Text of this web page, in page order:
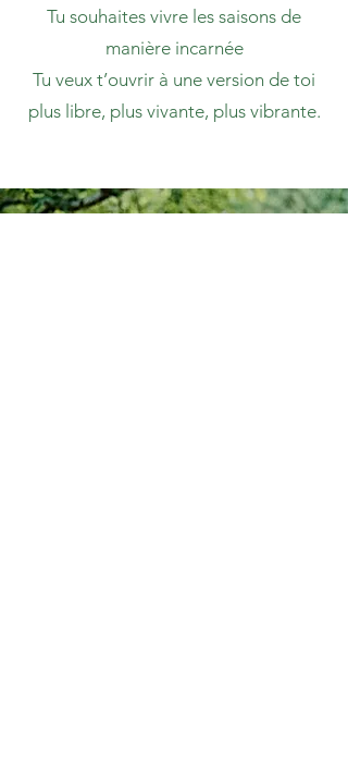
Tu souhaites vivre les saisons de
manière incarnée
Tu veux t’ouvrir à une version de toi
plus libre, plus vivante, plus vibrante.